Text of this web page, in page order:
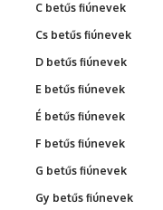
C betűs fiúnevek
Cs betűs fiúnevek
D betűs fiúnevek
E betűs fiúnevek
É betűs fiúnevek
F betűs fiúnevek
G betűs fiúnevek
Gy betűs fiúnevek